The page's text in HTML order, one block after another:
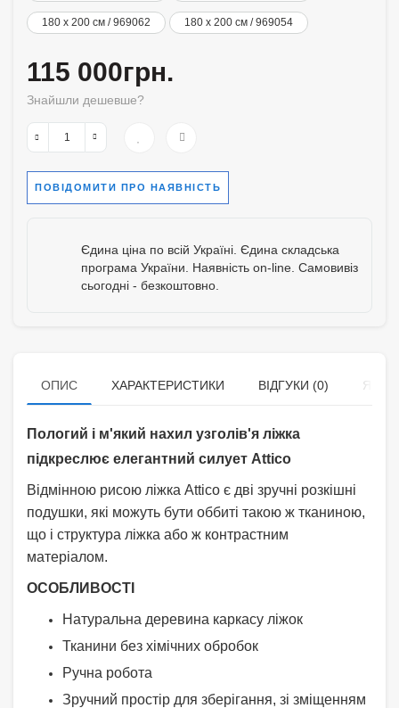
180 x 200 см / 969062 180 x 200 см / 969054
115 000грн.
Знайшли дешевше?
ПОВІДОМИТИ ПРО НАЯВНІСТЬ
Єдина ціна по всій Україні. Єдина складська
програма України. Наявність on-line. Самовивіз
сьогодні - безкоштовно.
ОПИС ХАРАКТЕРИСТИКИ ВІДГУКИ (0) ЯК
Пологий і м'який нахил узголів'я ліжка
підкреслює елегантний силует Attico
Відмінною рисою ліжка Attico є дві зручні розкішні
подушки, які можуть бути оббиті такою ж тканиною,
що і структура ліжка або ж контрастним
матеріалом.
ОСОБЛИВОСТІ
Натуральна деревина каркасу ліжок
Тканини без хімічних обробок
Ручна робота
Зручний простір для зберігання, зі зміщенням